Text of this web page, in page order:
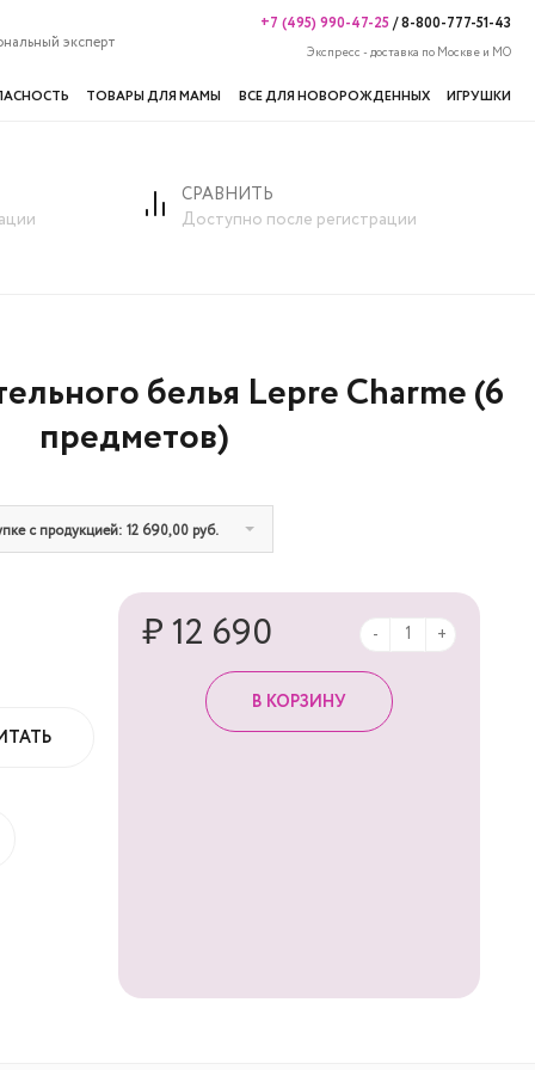
эксперт
+7 (495) 990-47-25/8-800-777-51-43
Экспресс - доставка по Москве и МО
ТОВАРЫ ДЛЯ МАМЫ ВСЕ ДЛЯ НОВОРОЖДЕННЫХ ИГРУШКИ
СРАВНИТЬ
Доступно после регистрации
белья Lepre Charme (6
предметов)
с продукцией: 12 690,00 руб.
₽ 12 690 - +